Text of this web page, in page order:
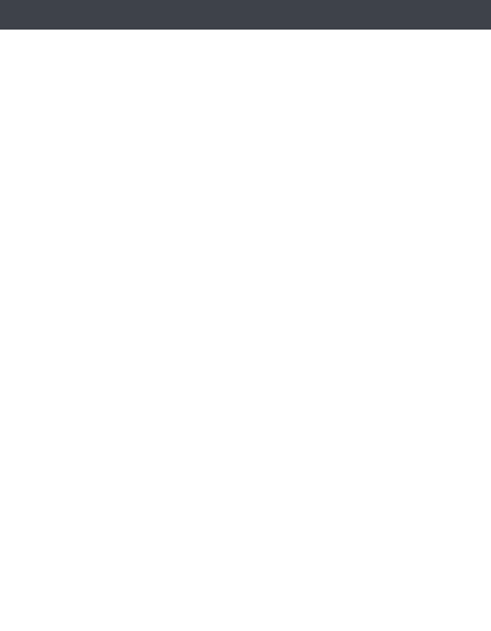
제
알
알
워
꽃
홈